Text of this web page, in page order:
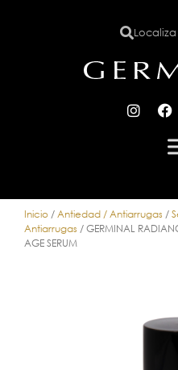
Inicio /Antiedad / Antiarrugas /
Antiarrugas / GERMINAL
AGE SERUM